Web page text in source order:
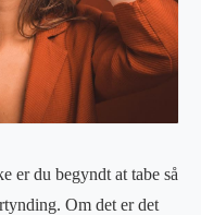
er du begyndt at tabe så
Om det er det